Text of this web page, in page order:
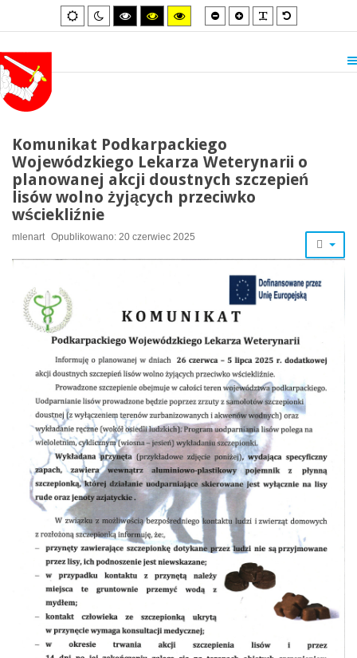
Default
mode
Night
mode
High
contrast
High
contrast
High
contrast
Smaller
font
Larger
font
Default
font
Komunikat Podkarpackiego
Wojewódzkiego Lekarza Weterynarii o
planowanej akcji doustnych szczepień
lisów wolno żyjących przeciwko
wściekliźnie
mlenart Opublikowano: 20 czerwiec 2025